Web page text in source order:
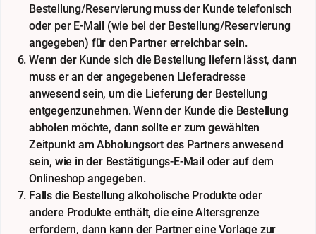
Bestellung/Reservierung muss der Kunde telefonisch
oder per E-Mail (wie bei der Bestellung/Reservierung
angegeben) für den Partner erreichbar sein.
Wenn der Kunde sich die Bestellung liefern lässt, dann
muss er an der angegebenen Lieferadresse
anwesend sein, um die Lieferung der Bestellung
entgegenzunehmen. Wenn der Kunde die Bestellung
abholen möchte, dann sollte er zum gewählten
Zeitpunkt am Abholungsort des Partners anwesend
sein, wie in der Bestätigungs-E-Mail oder auf dem
Onlineshop angegeben.
Falls die Bestellung alkoholische Produkte oder
andere Produkte enthält, die eine Altersgrenze
erfordern, dann kann der Partner eine Vorlage zur